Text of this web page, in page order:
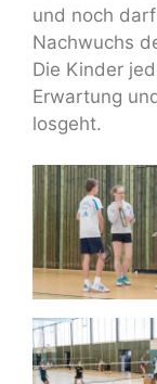
und noch
Nachwuchs
Die Kinder
Erwartung
losgeht.